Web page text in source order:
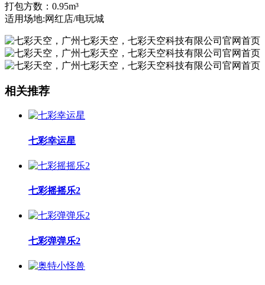
打包方数：0.95m³
适用场地:网红店/电玩城
相关推荐
七彩幸运星
七彩摇摇乐2
七彩弹弹乐2